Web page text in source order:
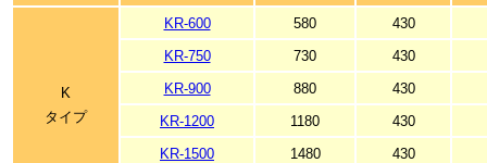
K
タイプ
KR-600 580
430
KR-750
730
430
KR-900
880
430
KR-1200
1180
430
KR-1500
1480
430